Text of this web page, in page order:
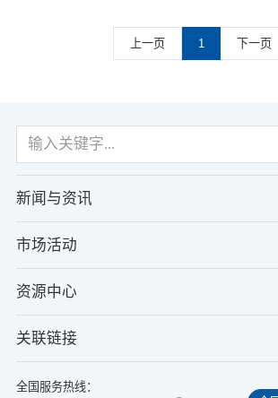
上一页 1 下一页
新闻与资讯
市场活动
资源中心
关联链接
全国服务热线：